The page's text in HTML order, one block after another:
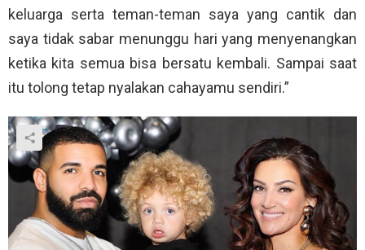
keluarga serta teman-teman saya yang cantik dan
saya tidak sabar menunggu hari yang menyenangkan
ketika kita semua bisa bersatu kembali. Sampai saat
itu tolong tetap nyalakan cahayamu sendiri.”